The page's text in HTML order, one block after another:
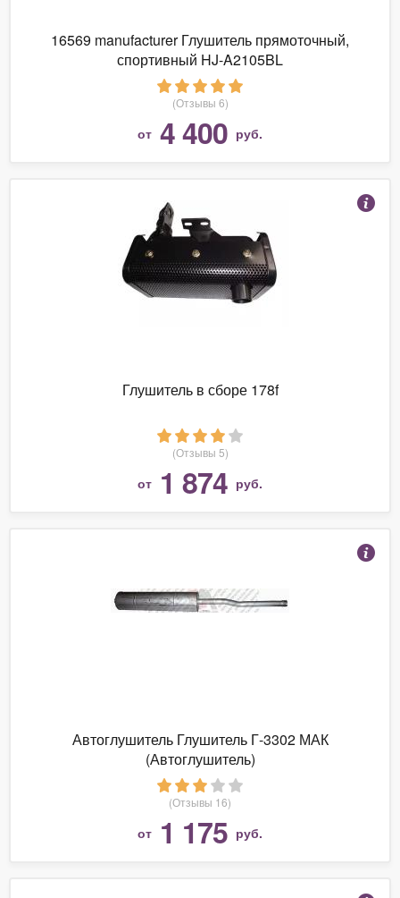
16569 manufacturer Глушитель прямоточный,
спортивный HJ-A2105BL
(Отзывы 6)
от 4 400 руб.
Глушитель в сборе 178f
(Отзывы 5)
от 1 874 руб.
Автоглушитель Глушитель Г-3302 МАК
(Автоглушитель)
(Отзывы 16)
от 1 175 руб.